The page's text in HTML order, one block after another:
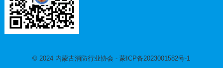
© 2024 内蒙古消防行业协会 -蒙ICP备2023001582号-1